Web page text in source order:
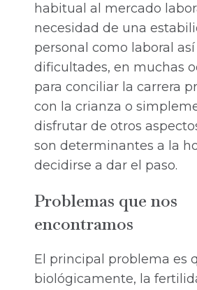
habitual al mercado
necesidad de una
personal como laboral
dificultades, en muchas
para conciliar la carrera
con la crianza o
disfrutar de otros
son determinantes a la
decidirse a dar el paso.
Problemas que nos
encontramos
El principal problema es
biológicamente, la